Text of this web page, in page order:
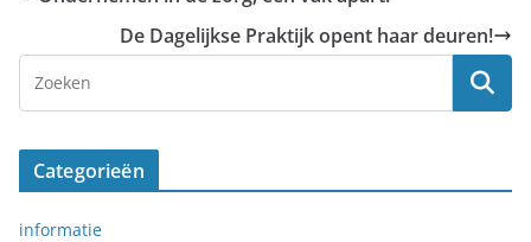
De Dagelijkse Praktijk opent haar deuren!
Categorieën
informatie